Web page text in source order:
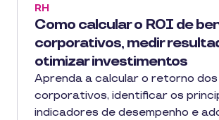
Como calcular o ROI de
corporativos, medir
otimizar investimentos
RH
Aprenda a calcular o retorno
corporativos, identificar os
indicadores de desempenho e